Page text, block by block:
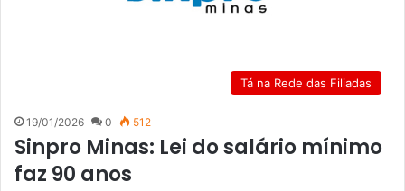
Tá na Rede das Filiadas
19/01/2026 0 512
Sinpro Minas: Lei do salário mínimo
faz 90 anos